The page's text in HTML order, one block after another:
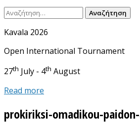
Αναζήτηση
Kavala 2026
Open International Tournament
27th July - 4th August
Read more
prokiriksi-omadikou-